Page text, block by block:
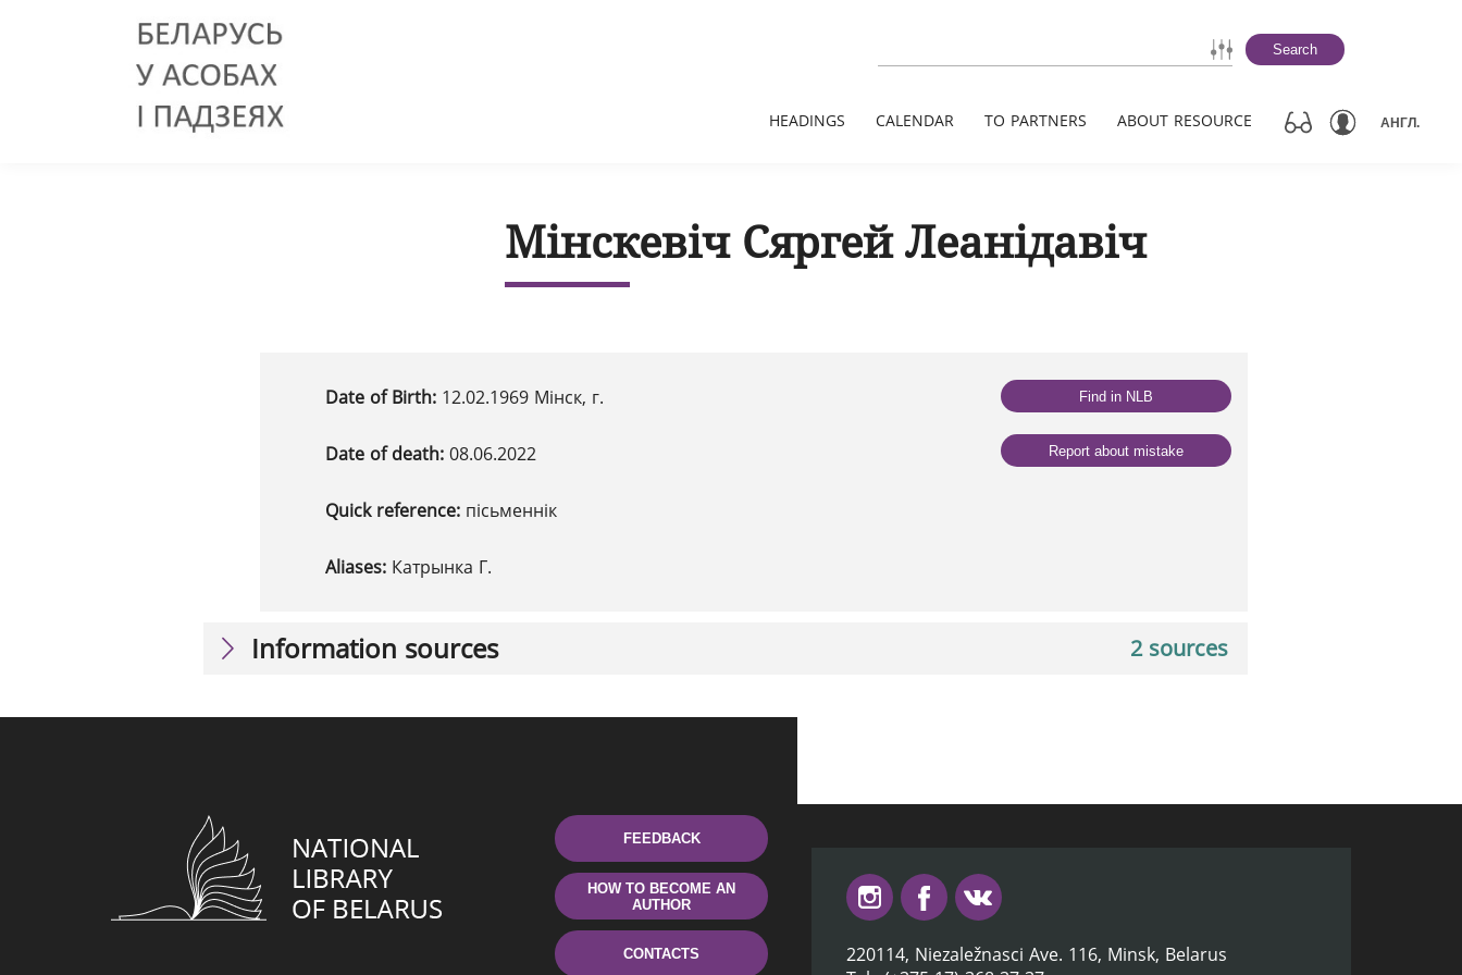
Search
HEADINGS CALENDAR TO PARTNERS ABOUT RESOURCE АНГЛ.
Мінскевіч Сяргей Леанідавіч
Date of Birth: 12.02.1969 Мінск, г.
Date of death: 08.06.2022
Quick reference: пісьменнік
Aliases: Катрынка Г.
Find in NLB
Report about mistake
2 sources
Information sources
FEEDBACK
HOW TO BECOME AN
AUTHOR
CONTACTS
220114, Niezaležnasci Ave. 116, Minsk, Belarus